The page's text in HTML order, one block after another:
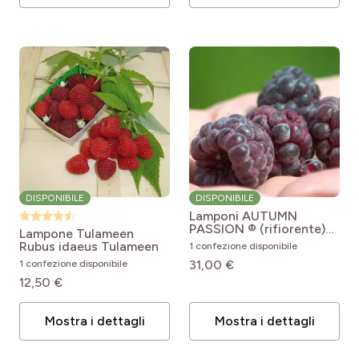
DISPONIBILE
Lampone Tulameen
Rubus idaeus Tulameen
1 confezione disponibile
12,50 €
Mostra i dettagli
DISPONIBILE
Lamponi AUTUMN
PASSION ® (rifiorente)
Rubus idaeus Autumn
Passion®
1 confezione disponibile
31,00 €
Mostra i dettagli